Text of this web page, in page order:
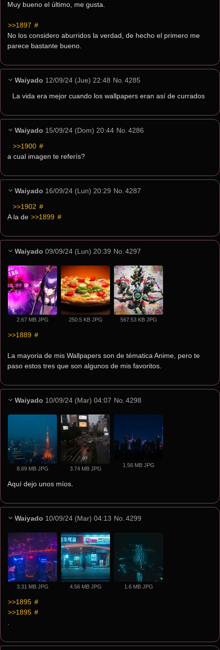
Muy bueno el último, me gusta.
>>1897 #
No los considero aburridos la verdad, de hecho el primero me
parece bastante bueno.
Waiyado 12/09/24 (Jue) 22:48 No. 4285
La vida era mejor cuando los wallpapers eran así de currados
Waiyado 15/09/24 (Dom) 20:44 No. 4286
>>1900 #
a cual imagen te referís?
Waiyado 16/09/24 (Lun) 20:29 No. 4287
>>1902 #
A la de >>1899 #
Waiyado 09/09/24 (Lun) 20:39 No. 4297
2.67 MB JPG 250.5 KB JPG 567.53 KB JPG
>>1889 #
La mayoria de mis Wallpapers son de tématica Anime, pero te
paso estos tres que son algunos de mis favoritos.
Waiyado 10/09/24 (Mar) 04:07 No. 4298
8.69 MB JPG 3.74 MB JPG
1.56 MB JPG
Aquí dejo unos míos.
Waiyado 10/09/24 (Mar) 04:13 No. 4299
3.31 MB JPG 4.56 MB JPG 1.6 MB JPG
>>1895 #
>>1895 #